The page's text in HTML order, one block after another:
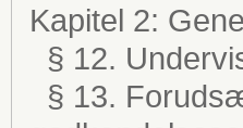
Kapitel 2:
§ 12.
§ 13.